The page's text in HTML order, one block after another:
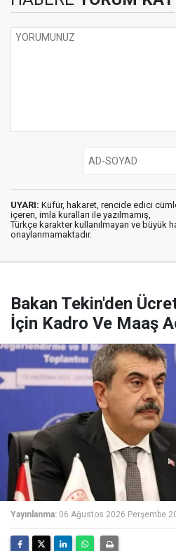
UYARI: Küfür, hakaret, rencide edici
içeren, imla kuralları ile yazılmamış,
Türkçe karakter kullanılmayan ve büyük
onaylanmamaktadır.
Bakan Tekin'den
İçin Kadro Ve Maaş
Yayınlanma: 06 Ağustos 2026 Perşembe